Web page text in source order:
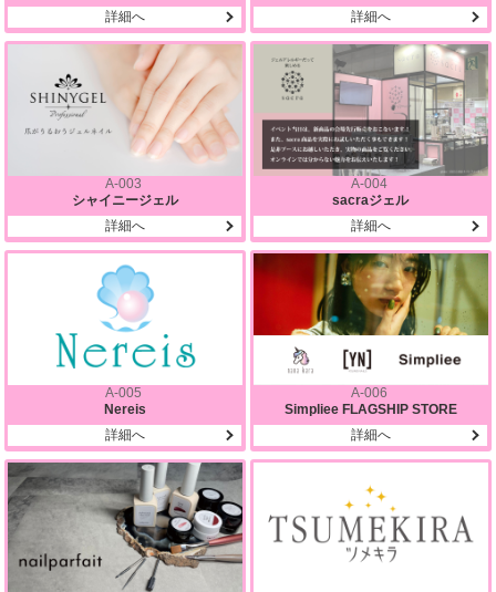
詳細へ
詳細へ
A-003
シャイニージェル
詳細へ
A-004
sacraジェル
詳細へ
A-005
Nereis
詳細へ
A-006
Simpliee FLAGSHIP STORE
詳細へ